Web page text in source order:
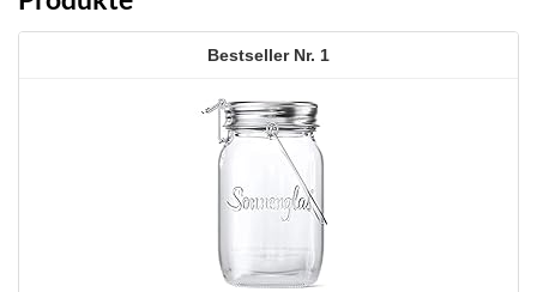
1